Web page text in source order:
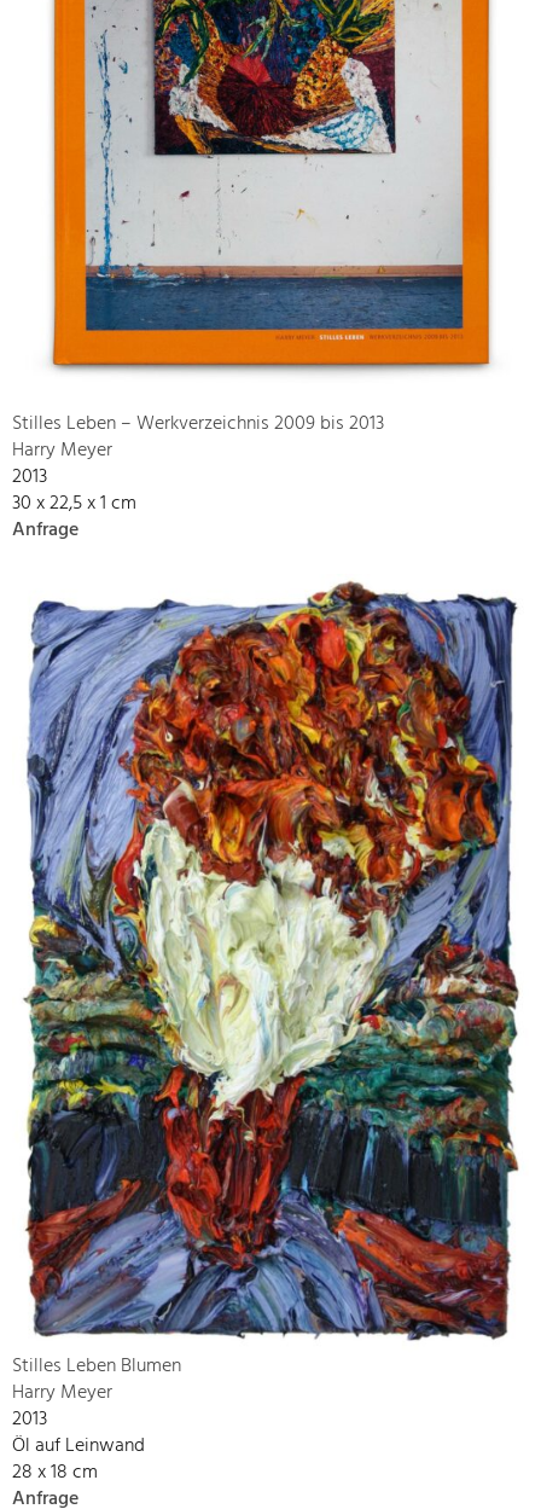
Stilles Leben – Werkverzeichnis 2009 bis 2013
Harry Meyer
2013
30 x 22,5 x 1 cm
Anfrage
Stilles Leben Blumen
Harry Meyer
2013
Öl auf Leinwand
28 x 18 cm
Anfrage